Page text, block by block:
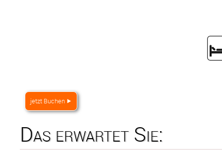
jetzt Buchen ⯈
Das erwartet Sie: